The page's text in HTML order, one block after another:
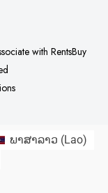
with RentsBuy
ພາສາລາວ (Lao)